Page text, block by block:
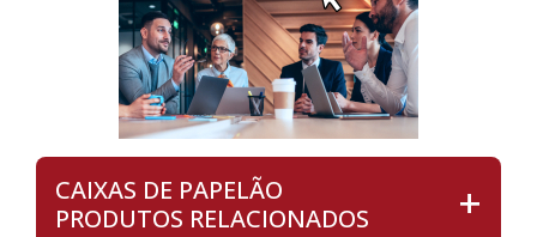
CAIXAS DE PAPELÃO
PRODUTOS RELACIONADOS